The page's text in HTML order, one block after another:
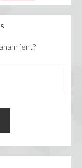
fent?